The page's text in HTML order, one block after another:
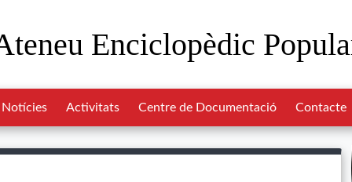
Enciclopèdic
Notícies Activitats Centre de Documentació Contacte